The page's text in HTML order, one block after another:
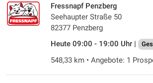
Fressnapf Penzberg
Seehaupter Straße 50
82377 Penzberg
Heute 09:00 - 19:00 Uhr |
548,33 km • Angebote: 1